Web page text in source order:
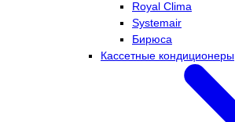
Royal Clima
Systemair
Бирюса
Кассетные кондиционеры